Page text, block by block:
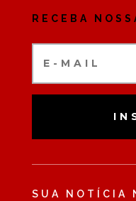
RECEBA
SUA NOTÍCIA